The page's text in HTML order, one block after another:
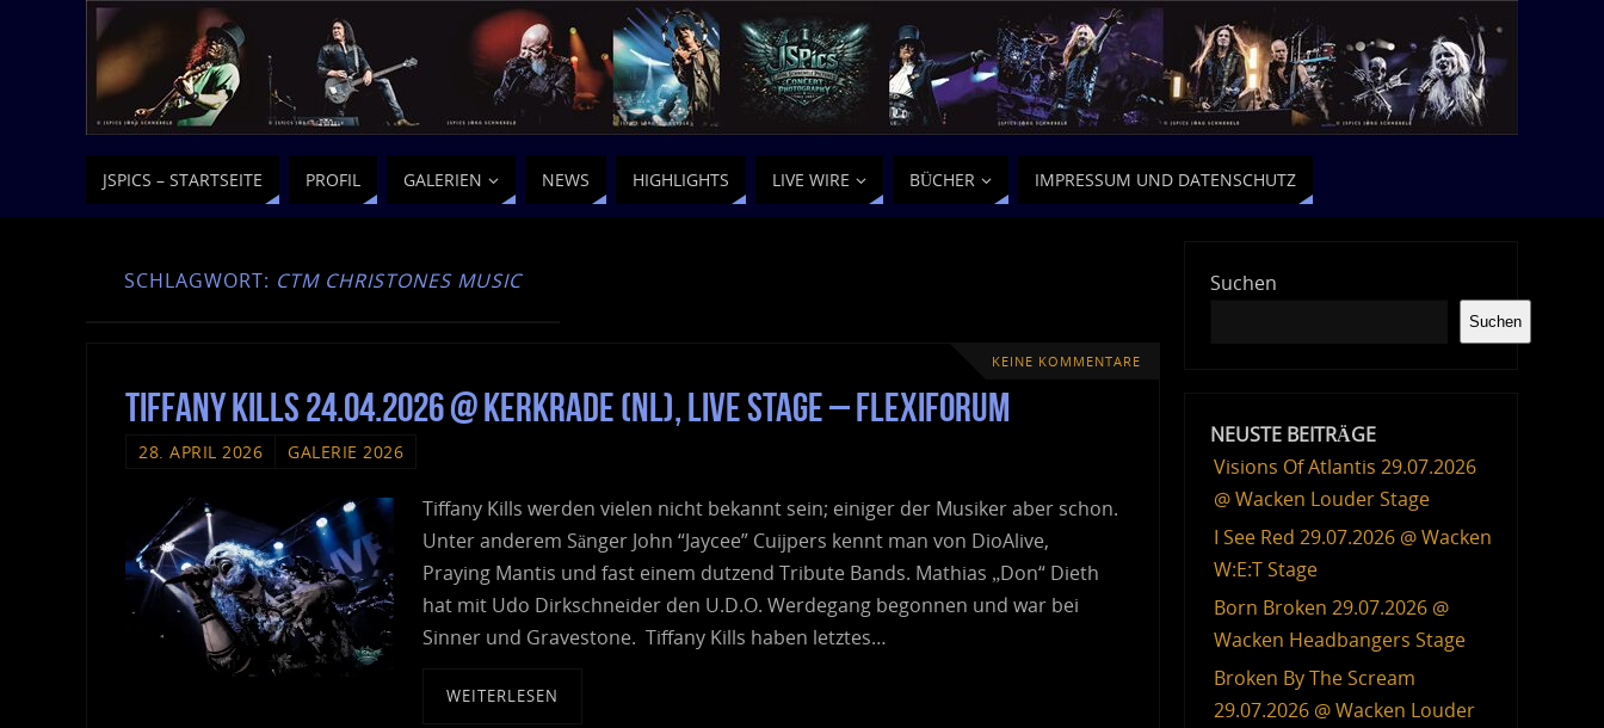
JSPICS – STARTSEITE PROFIL GALERIEN NEWS HIGHLIGHTS LIVE WIRE BÜCHER IMPRESSUM UND DATENSCHUTZ
SCHLAGWORT: CTM CHRISTONES MUSIC
KEINE KOMMENTARE
Tiffany Kills 24.04.2026 @ Kerkrade (NL), Live Stage – Flexiforum
28. APRIL 2026 GALERIE 2026
Tiffany Kills werden vielen nicht bekannt sein; einiger der Musiker aber schon.
Unter anderem Sänger John “Jaycee” Cuijpers kennt man von DioAlive,
Praying Mantis und fast einem dutzend Tribute Bands. Mathias „Don“ Dieth
hat mit Udo Dirkschneider den U.D.O. Werdegang begonnen und war bei
Sinner und Gravestone. Tiffany Kills haben letztes…
WEITERLESEN
Suchen
Suchen
NEUSTE BEITRÄGE
Visions Of Atlantis 29.07.2026
@ Wacken Louder Stage
I See Red 29.07.2026 @ Wacken
W:E:T Stage
Born Broken 29.07.2026 @
Wacken Headbangers Stage
Broken By The Scream
29.07.2026 @ Wacken Louder